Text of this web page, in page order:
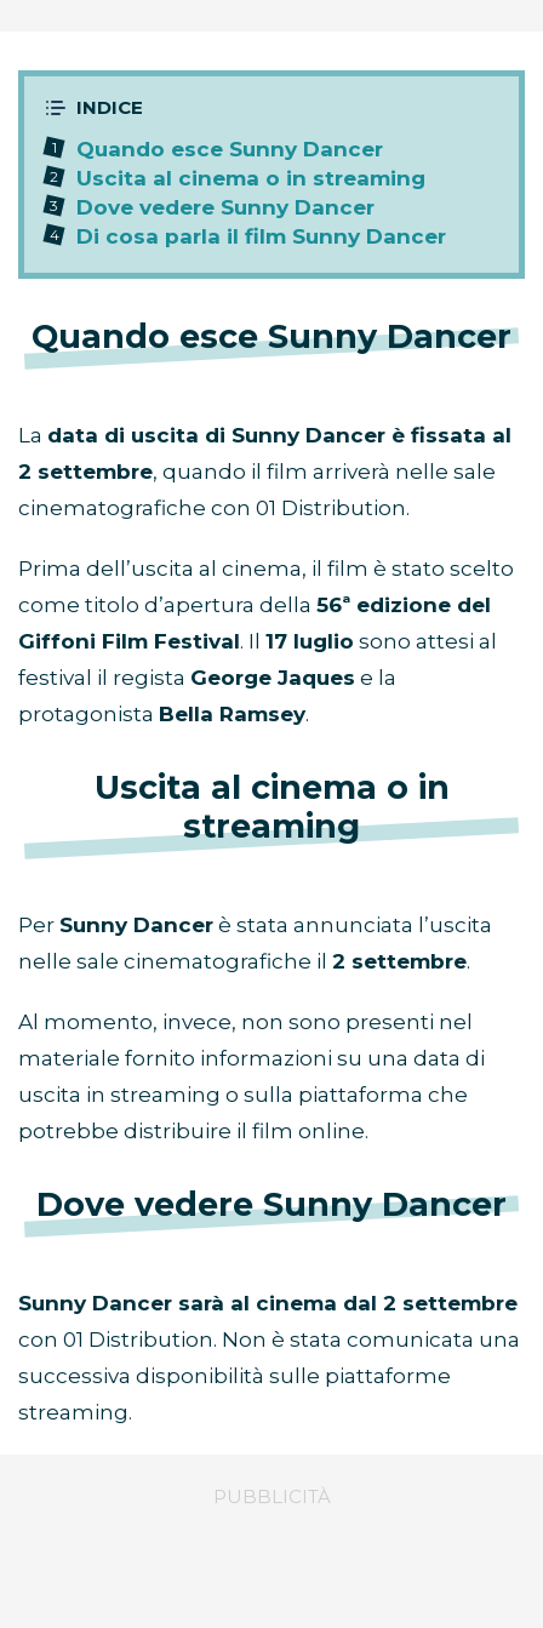
Quando esce Sunny Dancer
Uscita al cinema o in streaming
Dove vedere Sunny Dancer
Di cosa parla il film Sunny Dancer
Quando esce Sunny Dancer
La data di uscita di Sunny Dancer è fissata al
2 settembre, quando il film arriverà nelle sale
cinematografiche con 01 Distribution.
Prima dell’uscita al cinema, il film è stato scelto
come titolo d’apertura della 56ª edizione del
Giffoni Film Festival. Il 17 luglio sono attesi al
festival il regista George Jaques e la
protagonista Bella Ramsey.
Uscita al cinema o in
streaming
Per Sunny Dancer è stata annunciata l’uscita
nelle sale cinematografiche il 2 settembre.
Al momento, invece, non sono presenti nel
materiale fornito informazioni su una data di
uscita in streaming o sulla piattaforma che
potrebbe distribuire il film online.
Dove vedere Sunny Dancer
Sunny Dancer sarà al cinema dal 2 settembre
con 01 Distribution. Non è stata comunicata una
successiva disponibilità sulle piattaforme
streaming.